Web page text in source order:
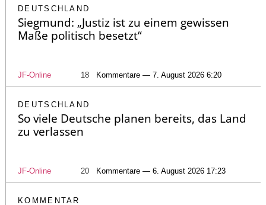
DEUTSCHLAND
Siegmund: „Justiz ist zu einem gewissen
Maße politisch besetzt“
JF-Online 18 Kommentare — 7. August 2026 6:20
DEUTSCHLAND
So viele Deutsche planen bereits, das Land
zu verlassen
JF-Online 20 Kommentare — 6. August 2026 17:23
KOMMENTAR